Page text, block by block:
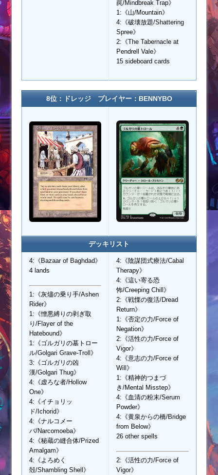
罠/Mindbreak Trap》
1:《山/Mountain》
4:《破壊放題/Shattering
Spree》
2:《The Tabernacle at
Pendrell Vale》
15 sideboard cards
8位：ドレッジ プレイヤー：BENNYBO
デッキリスト
4:《Bazaar of Baghdad》
4 lands
1:《灰燼の乗り手/Ashen
Rider》
1:《憎悪縛りの剥ぎ取
り/Flayer of the
Hatebound》
1:《ゴルガリの墓トロー
ル/Golgari Grave-Troll》
3:《ゴルガリの凶
漢/Golgari Thug》
4:《虚ろな者/Hollow
One》
4:《イチョリッ
ド/Ichorid》
4:《ナルコメー
バ/Narcomoeba》
4:《秘蔵の縫合体/Prized
Amalgam》
4:《よろめく
殻/Shambling Shell》
4:《陰謀団式療法/Cabal
Therapy》
4:《這い寄る恐
怖/Creeping Chill》
2:《戦慄の復活/Dread
Return》
1:《否定の力/Force of
Negation》
2:《活性の力/Force of
Vigor》
4:《意志の力/Force of
Will》
1:《精神的つまづ
き/Mental Misstep》
4:《血清の粉末/Serum
Powder》
4:《黄泉からの橋/Bridge
from Below》
26 other spells
2:《活性の力/Force of
Vigor》